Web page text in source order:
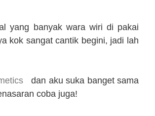
yang banyak wara wiri di pakai
kok sangat cantik begini, jadi lah
dan aku suka banget sama
coba juga!